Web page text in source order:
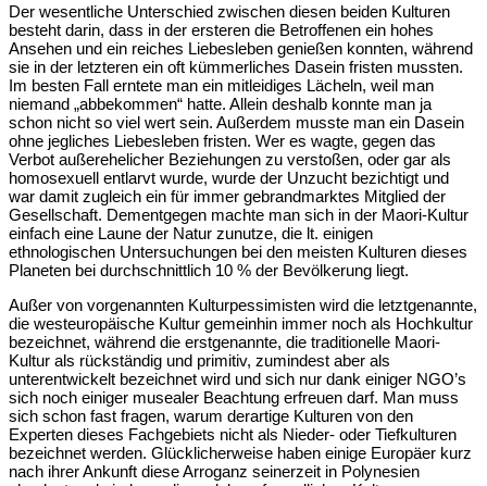
Der wesentliche Unterschied zwischen diesen beiden Kulturen
besteht darin, dass in der ersteren die Betroffenen ein hohes
Ansehen und ein reiches Liebesleben genießen konnten, während
sie in der letzteren ein oft kümmerliches Dasein fristen mussten.
Im besten Fall erntete man ein mitleidiges Lächeln, weil man
niemand „abbekommen“ hatte. Allein deshalb konnte man ja
schon nicht so viel wert sein. Außerdem musste man ein Dasein
ohne jegliches Liebesleben fristen. Wer es wagte, gegen das
Verbot außerehelicher Beziehungen zu verstoßen, oder gar als
homosexuell entlarvt wurde, wurde der Unzucht bezichtigt und
war damit zugleich ein für immer gebrandmarktes Mitglied der
Gesellschaft. Dementgegen machte man sich in der Maori-Kultur
einfach eine Laune der Natur zunutze, die lt. einigen
ethnologischen Untersuchungen bei den meisten Kulturen dieses
Planeten bei durchschnittlich 10 % der Bevölkerung liegt.
Außer von vorgenannten Kulturpessimisten wird die letztgenannte,
die westeuropäische Kultur gemeinhin immer noch als Hochkultur
bezeichnet, während die erstgenannte, die traditionelle Maori-
Kultur als rückständig und primitiv, zumindest aber als
unterentwickelt bezeichnet wird und sich nur dank einiger NGO’s
sich noch einiger musealer Beachtung erfreuen darf. Man muss
sich schon fast fragen, warum derartige Kulturen von den
Experten dieses Fachgebiets nicht als Nieder- oder Tiefkulturen
bezeichnet werden. Glücklicherweise haben einige Europäer kurz
nach ihrer Ankunft diese Arroganz seinerzeit in Polynesien